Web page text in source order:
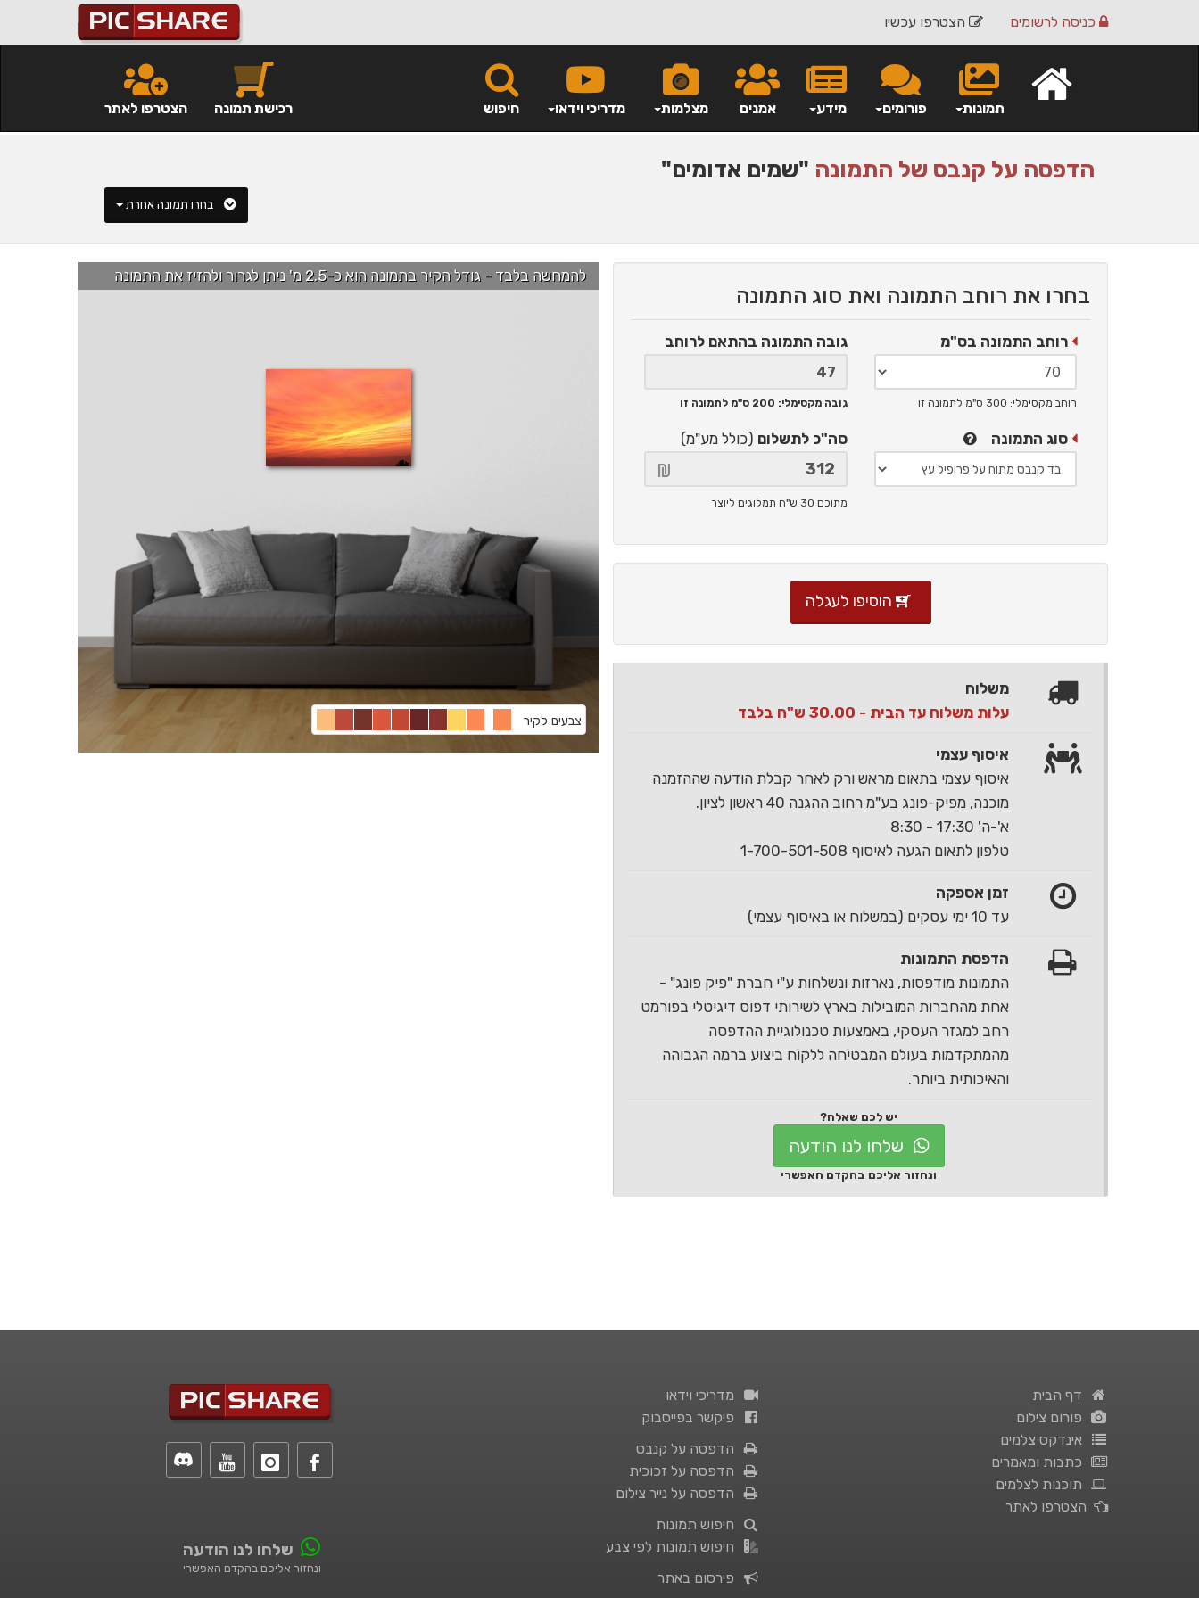
הצטרפו עכשיו כניסה לרשומים
חיפוש מדריכי וידאו מצלמות אמנים מידע פורומים תמונות הצטרפו לאתר רכישת תמונה
הדפסה על קנבס של התמונה "שמים אדומים"
להמחשה בלבד - גודל הקיר בתמונה הוא כ-2.5 מ' ניתן לגרור ולהזיז את התמונה
צבעים לקיר
בחרו את רוחב התמונה ואת סוג התמונה
רוחב התמונה בס"מ
רוחב מקסימלי: 300 ס"מ לתמונה זו
גובה התמונה בהתאם לרוחב
גובה מקסימלי: 200 ס"מ לתמונה זו
סוג התמונה סה"כ לתשלום (כולל מע"מ)
מתוכם 30 ש"ח תמלוגים ליוצר
הוסיפו לעגלה
משלוח
עלות משלוח עד הבית - 30.00 ש"ח בלבד
איסוף עצמי
איסוף עצמי בתאום מראש ורק לאחר קבלת הודעה שההזמנה
מוכנה, מפיק-פונג בע"מ רחוב ההגנה 40 ראשון לציון.
א'-ה' 17:30 - 8:30
טלפון לתאום הגעה לאיסוף 1-700-501-508
זמן אספקה
עד 10 ימי עסקים (במשלוח או באיסוף עצמי)
הדפסת התמונות
התמונות מודפסות, נארזות ונשלחות ע"י חברת "פיק פונג" -
אחת מהחברות המובילות בארץ לשירותי דפוס דיגיטלי בפורמט
רחב למגזר העסקי, באמצעות טכנולוגיית ההדפסה
מהמתקדמות בעולם המבטיחה ללקוח ביצוע ברמה הגבוהה
והאיכותית ביותר.
יש לכם שאלה?
שלחו לנו הודעה
ונחזור אליכם בהקדם האפשרי
שלחו לנו הודעה
ונחזור אליכם בהקדם האפשרי
מדריכי וידאו
פיקשר בפייסבוק
הדפסה על קנבס
הדפסה על זכוכית
הדפסה על נייר צילום
חיפוש תמונות
חיפוש תמונות לפי צבע
פירסום באתר
דף הבית
פורום צילום
אינדקס צלמים
כתבות ומאמרים
תוכנות לצלמים
הצטרפו לאתר